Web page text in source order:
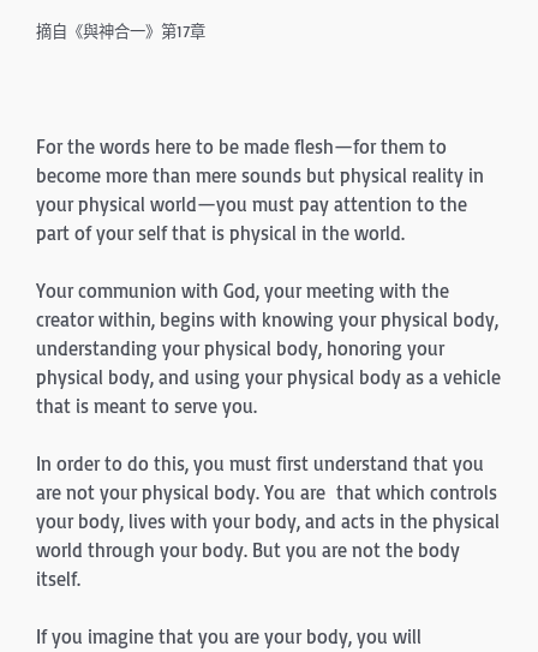
摘自《與神合一》第17章
For the words here to be made flesh—for them to
become more than mere sounds but physical reality in
your physical world—you must pay attention to the
part of your self that is physical in the world.
Your communion with God, your meeting with the
creator within, begins with knowing your physical body,
understanding your physical body, honoring your
physical body, and using your physical body as a vehicle
that is meant to serve you.
In order to do this, you must first understand that you
are not your physical body. You are that which controls
your body, lives with your body, and acts in the physical
world through your body. But you are not the body
itself.
If you imagine that you are your body, you will